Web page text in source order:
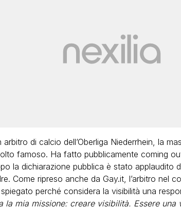
arbitro di calcio dell’Oberliga Niederrhein, la
famoso. Ha fatto pubblicamente coming
la dichiarazione pubblica è stato applaudito
Come ripreso anche da Gay.it, l’arbitro nel
perché considera la visibilità una
la mia missione: creare visibilità. Essere